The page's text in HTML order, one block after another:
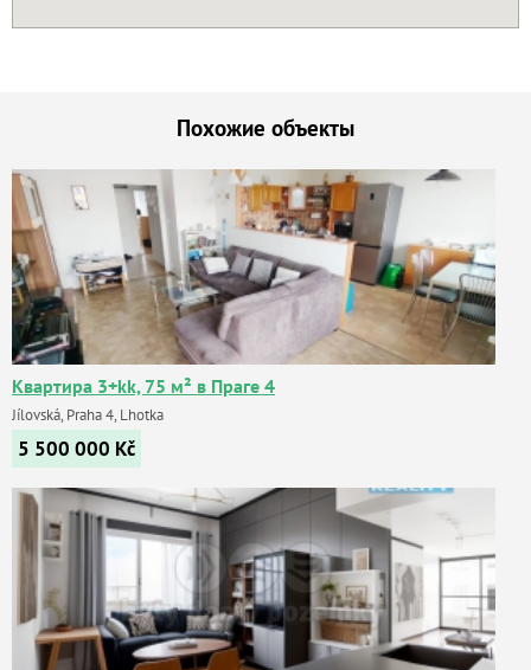
Похожие объекты
Квартира 3+kk, 75 м² в Праге 4
Jílovská, Praha 4, Lhotka
5 500 000 Kč